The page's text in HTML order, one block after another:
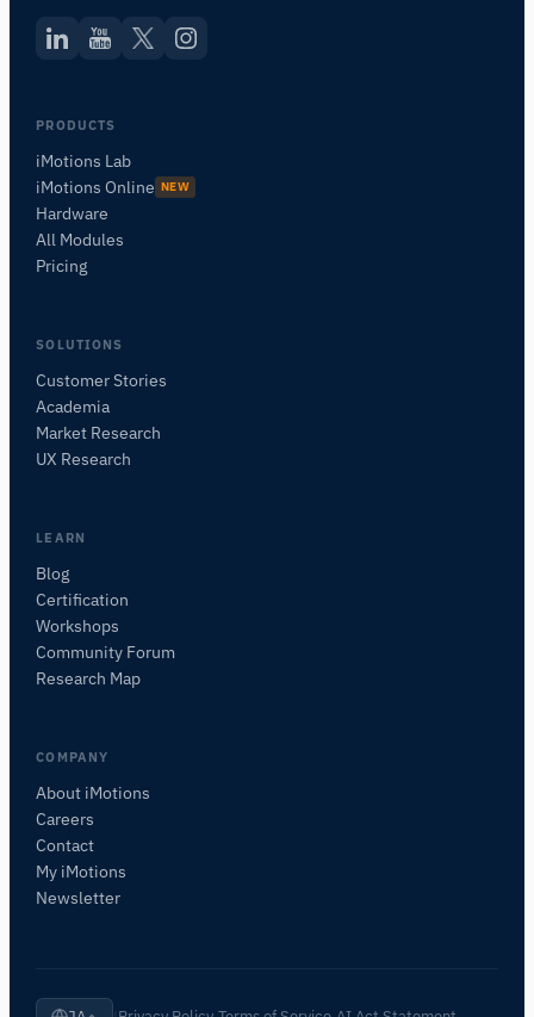
PRODUCTS
iMotions Lab
iMotions Online NEW
Hardware
All Modules
Pricing
SOLUTIONS
Customer Stories
Academia
Market Research
UX Research
LEARN
Blog
Certification
Workshops
Community Forum
Research Map
COMPANY
About iMotions
Careers
Contact
My iMotions
Newsletter
研究方法、製品、センサー、SDK、リソースに
このページについて質問
このページは何についてですか？